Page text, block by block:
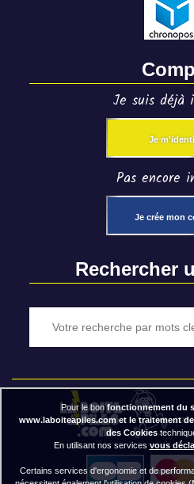
Je suis déjà
Je
Pas encore
Je crée mon
Rechercher
Pour le bonfonctionnement du
www.laboiteapiles.com et le traitement
des Cookies
En utilisant nos services vous
Certains services d'ergonomie et de